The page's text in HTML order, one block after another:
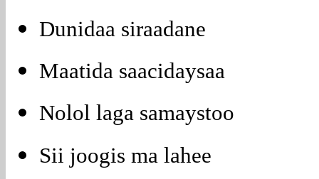
Dunidaa siraadane
Maatida saacidaysaa
Nolol laga samaystoo
Sii joogis ma lahee